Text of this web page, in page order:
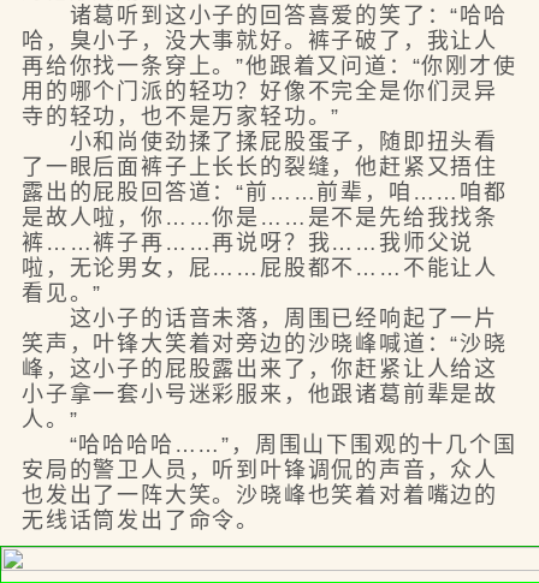
诸葛听到这小子的回答喜爱的笑了：“哈哈
哈，臭小子，没大事就好。裤子破了，我让人
再给你找一条穿上。”他跟着又问道：“你刚才使
用的哪个门派的轻功？好像不完全是你们灵异
寺的轻功，也不是万家轻功。”
小和尚使劲揉了揉屁股蛋子，随即扭头看
了一眼后面裤子上长长的裂缝，他赶紧又捂住
露出的屁股回答道：“前……前辈，咱……咱都
是故人啦，你……你是……是不是先给我找条
裤……裤子再……再说呀？我……我师父说
啦，无论男女，屁……屁股都不……不能让人
看见。”
这小子的话音未落，周围已经响起了一片
笑声，叶锋大笑着对旁边的沙晓峰喊道：“沙晓
峰，这小子的屁股露出来了，你赶紧让人给这
小子拿一套小号迷彩服来，他跟诸葛前辈是故
人。”
“哈哈哈哈……”，周围山下围观的十几个国
安局的警卫人员，听到叶锋调侃的声音，众人
也发出了一阵大笑。沙晓峰也笑着对着嘴边的
无线话筒发出了命令。